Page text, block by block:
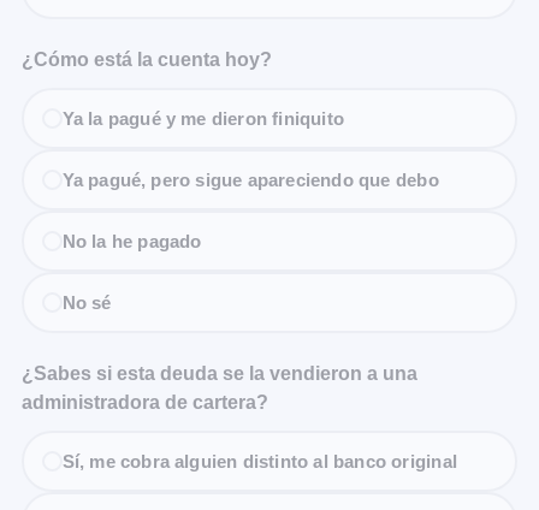
¿Cómo está la cuenta hoy?
Ya la pagué y me dieron finiquito
Ya pagué, pero sigue apareciendo que debo
No la he pagado
No sé
¿Sabes si esta deuda se la vendieron a una
administradora de cartera?
Sí, me cobra alguien distinto al banco original